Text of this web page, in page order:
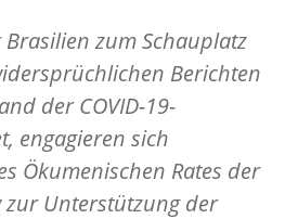
zum Schauplatz
Berichten
der COVID-19-
engagieren sich
Ökumenischen Rates der
zur Unterstützung der